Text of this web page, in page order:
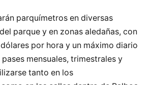
parquímetros en diversas
parque y en zonas aledañas, con
por hora y un máximo diario
mensuales, trimestrales y
tanto en los